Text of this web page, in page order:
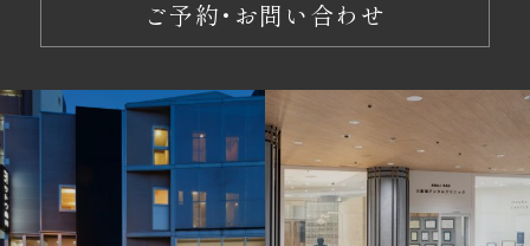
ご予約・お問い合わせ